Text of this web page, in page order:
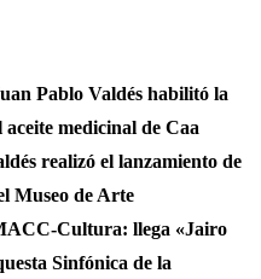
Pablo Valdés habilitó la
medicinal de Caa
realizó el lanzamiento de
Museo de Arte
Cultura: llega «Jairo
Sinfónica de la